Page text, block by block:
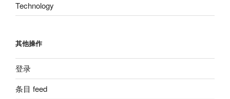
Technology
其他操作
登录
条目 feed